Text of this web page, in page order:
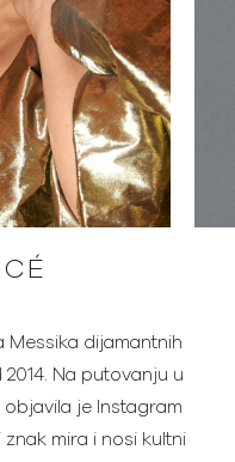
Messika dijamantnih
Na putovanju u
je Instagram
mira i nosi kultni